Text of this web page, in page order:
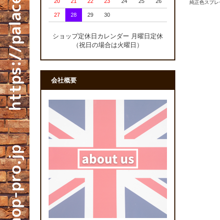
純正色スプレ
27 28 29 30
ショップ定休日カレンダー 月曜日定休
（祝日の場合は火曜日）
会社概要